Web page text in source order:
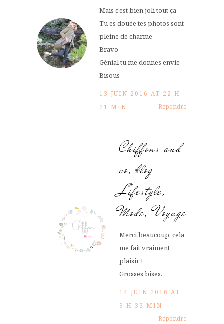
Mais c’est bien joli tout ça
Tu es douée tes photos sont
pleine de charme
Bravo
Génial tu me donnes envie
Bisous
13 JUIN 2016 AT 22 H
21 MIN
Répondre
Chiffons and
co, blog
Lifestyle,
Mode, Voyage
Merci beaucoup, cela
me fait vraiment
plaisir !
Grosses bises.
14 JUIN 2016 AT
9 H 33 MIN
Répondre